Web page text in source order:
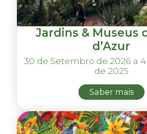
Jardins & Museus
d’Azur
30 de Setembro de 2026 a
de 2025
Saber mais